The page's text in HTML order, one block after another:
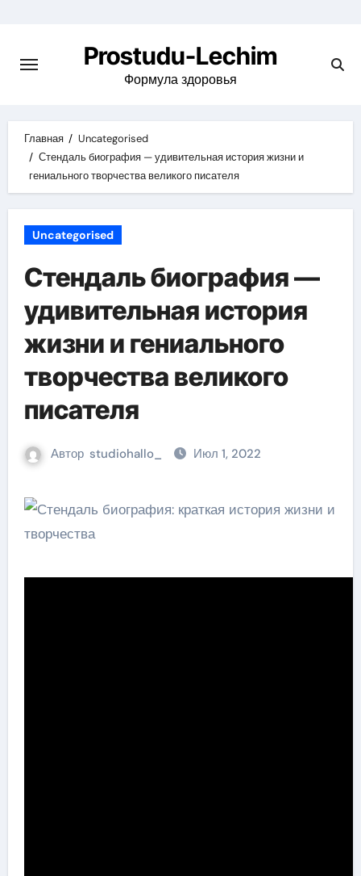
содержимому
Prostudu-Lechim
Формула здоровья
Главная
Uncategorised
Стендаль биография — удивительная история жизни и
гениального творчества великого писателя
Uncategorised
Стендаль биография —
удивительная история
жизни и гениального
творчества великого
писателя
Автор studiohallo_ Июл 1, 2022